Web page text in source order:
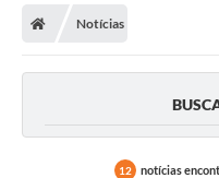
Notícias
12 notícias